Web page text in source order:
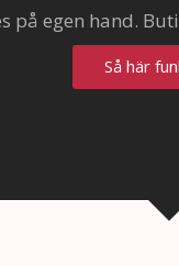
på egen hand.
Så här